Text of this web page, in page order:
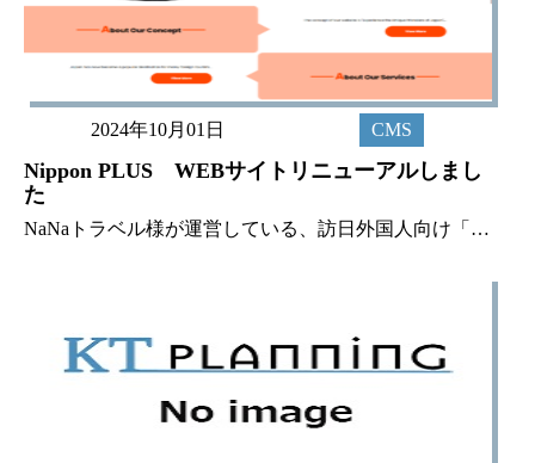
2024年10月01日 CMS
Nippon PLUS WEBサイトリニューアルしまし
た
NaNaトラベル様が運営している、訪日外国人向け「Nippon PLUS」のWEBサイトをリニューアルしました。 今回サイトのコンセプトを「Experience the Unique Wonders of Japan」に